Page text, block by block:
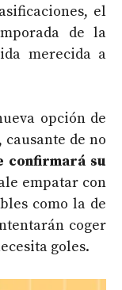
el
de la
merecida a
opción de
de no
confirmará su
empatar con
como la de
coger
goles.